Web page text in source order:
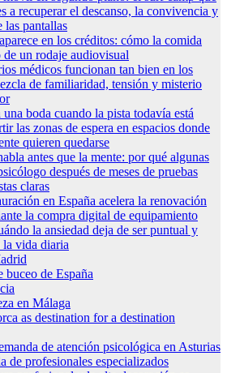
a recuperar el descanso, la convivencia y
las pantallas
en los créditos: cómo la comida
un rodaje audiovisual
médicos funcionan tan bien en los
de familiaridad, tensión y misterio
boda cuando la pista todavía está
las zonas de espera en espacios donde
quieren quedarse
antes que la mente: por qué algunas
después de meses de pruebas
claras
en España acelera la renovación
la compra digital de equipamiento
la ansiedad deja de ser puntual y
la vida diaria
buceo de España
en Málaga
as destination for a destination
de atención psicológica en Asturias
de profesionales especializados